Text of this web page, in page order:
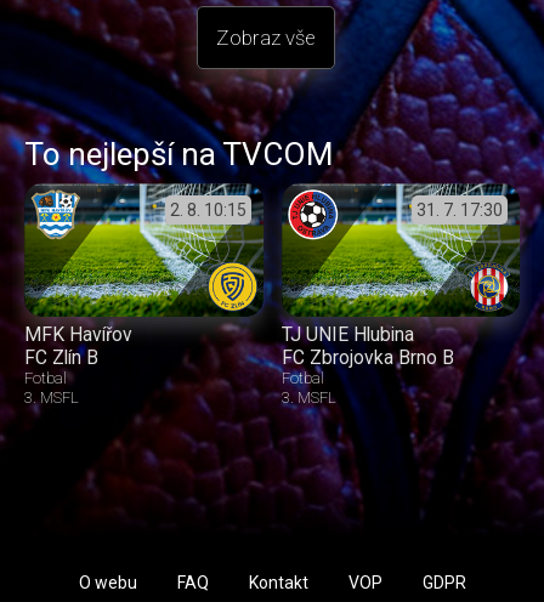
Zobraz vše
To nejlepší na TVCOM
2. 8. 10:15
MFK Havířov
FC Zlín B
Fotbal
3. MSFL
31. 7. 17:30
TJ UNIE Hlubina
FC Zbrojovka Brno B
Fotbal
3. MSFL
O webu FAQ Kontakt VOP GDPR